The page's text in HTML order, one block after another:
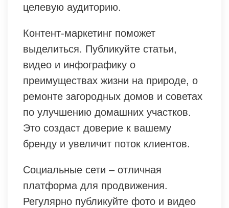
целевую аудиторию.
Контент-маркетинг поможет
выделиться. Публикуйте статьи,
видео и инфографику о
преимуществах жизни на природе, о
ремонте загородных домов и советах
по улучшению домашних участков.
Это создаст доверие к вашему
бренду и увеличит поток клиентов.
Социальные сети – отличная
платформа для продвижения.
Регулярно публикуйте фото и видео